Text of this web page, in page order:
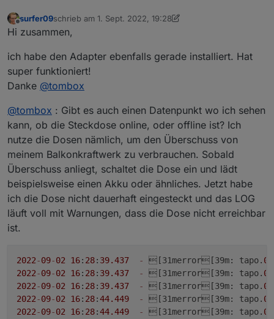
surfer09schrieb am 1. Sept. 2022, 19:28
zuletzt editiert von surfer099. Feb. 2022, 16:32
Hi zusammen,
ich habe den Adapter ebenfalls gerade installiert. Hat
super funktioniert!
Danke @tombox
@tombox : Gibt es auch einen Datenpunkt wo ich sehen
kann, ob die Steckdose online, oder offline ist? Ich
nutze die Dosen nämlich, um den Überschuss von
meinem Balkonkraftwerk zu verbrauchen. Sobald
Überschuss anliegt, schaltet die Dose ein und lädt
beispielsweise einen Akku oder ähnliches. Jetzt habe
ich die Dose nicht dauerhaft eingesteckt und das LOG
läuft voll mit Warnungen, dass die Dose nicht erreichbar
ist.
2022-09-02 16: 28: 39.437 - [31merror[39m: tapo. 0
2022-09-02 16: 28: 39.437 - [31merror[39m: tapo. 0
2022-09-02 16: 28: 39.437 - [31merror[39m: tapo. 0
2022-09-02 16: 28:44.449 - [31merror[39m: tapo. 0
2022-09-02 16: 28:44.449 - [31merror[39m: tapo. 0